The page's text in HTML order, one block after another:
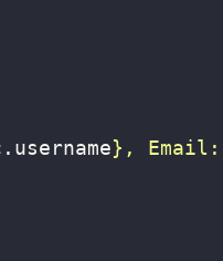
. username} , Email: